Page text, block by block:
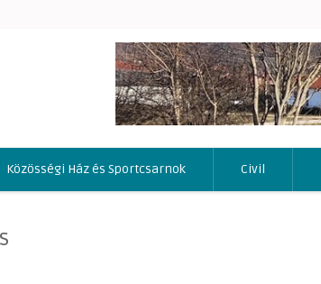
Közösségi Ház és Sportcsarnok Civil